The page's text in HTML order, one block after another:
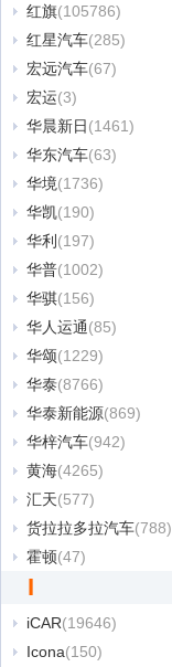
红旗(105786)
红星汽车(285)
宏远汽车(67)
宏运(3)
华晨新日(1461)
华东汽车(63)
华境(1736)
华凯(190)
华利 (197)
华普(1002)
华骐(156)
华人运通(85)
华颂(1229)
华泰(8766)
华泰新能源(869)
华梓汽车(942)
黄海(4265)
汇天(577)
货拉拉多拉汽车(788)
霍顿(47)
I
iCAR(19646)
Icona(150)